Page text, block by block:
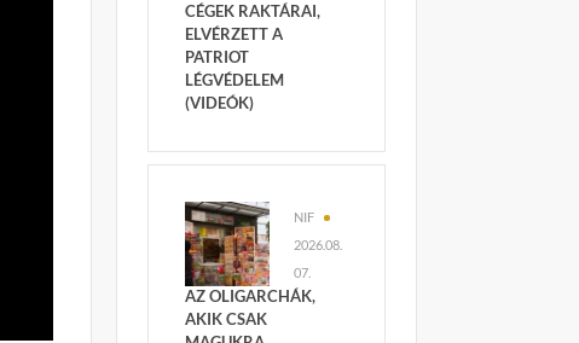
CÉGEK RAKTÁRAI,
ELVÉRZETT A
PATRIOT
LÉGVÉDELEM
(VIDEÓK)
NIF
2026.08.
07.
AZ OLIGARCHÁK,
AKIK CSAK